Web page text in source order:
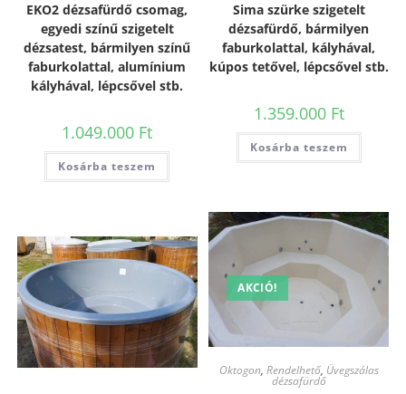
EKO2 dézsafürdő csomag,
egyedi színű szigetelt
dézsatest, bármilyen színű
faburkolattal, alumínium
kályhával, lépcsővel stb.
1.049.000 Ft
Kosárba teszem
Sima szürke szigetelt
dézsafürdő, bármilyen
faburkolattal, kályhával,
kúpos tetővel, lépcsővel stb.
1.359.000 Ft
Kosárba teszem
AKCIÓ!
Oktogon, Rendelhető, Üvegszálas
dézsafürdő